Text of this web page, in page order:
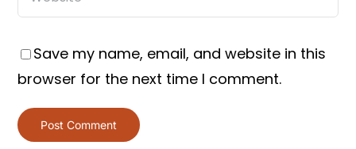
Save my name, email, and website in this
browser for the next time I comment.